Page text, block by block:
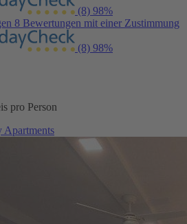
(8) 98%
8 Bewertungen mit einer Zustimmung
(8) 98%
pro Person
Apartments